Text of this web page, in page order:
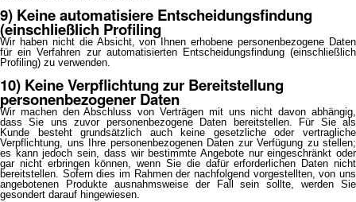
9) Keine automatisiere Entscheidungsfindung
(einschließlich Profiling
Wir haben nicht die Absicht, von Ihnen erhobene personenbezogene Daten
für ein Verfahren zur automatisierten Entscheidungsfindung (einschließlich
Profiling) zu verwenden.
10) Keine Verpflichtung zur Bereitstellung
personenbezogener Daten
Wir machen den Abschluss von Verträgen mit uns nicht davon abhängig,
dass Sie uns zuvor personenbezogene Daten bereitstellen. Für Sie als
Kunde besteht grundsätzlich auch keine gesetzliche oder vertragliche
Verpflichtung, uns Ihre personenbezogenen Daten zur Verfügung zu stellen;
es kann jedoch sein, dass wir bestimmte Angebote nur eingeschränkt oder
gar nicht erbringen können, wenn Sie die dafür erforderlichen Daten nicht
bereitstellen. Sofern dies im Rahmen der nachfolgend vorgestellten, von uns
angebotenen Produkte ausnahmsweise der Fall sein sollte, werden Sie
gesondert darauf hingewiesen.